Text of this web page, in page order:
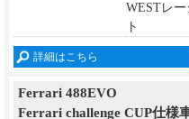
WESTレ
ト
詳細はこちら
Ferrari 488EVO
Ferrari challenge CUP仕様